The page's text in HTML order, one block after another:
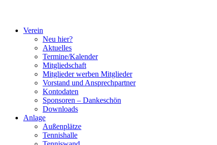
Verein
Neu hier?
Aktuelles
Termine/Kalender
Mitgliedschaft
Mitglieder werben Mitglieder
Vorstand und Ansprechpartner
Kontodaten
Sponsoren – Dankeschön
Downloads
Anlage
Außenplätze
Tennishalle